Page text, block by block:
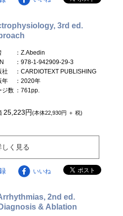
3rd ed.
：Z.Abedin
：978-1-942909-29-3
社
：CARDIOTEXT PUBLISHING
年
：2020年
ジ数 ：761pp.
25,223円(本体22,930円 ＋ 税)
しく見る
いいね
2nd ed.
& Ablation